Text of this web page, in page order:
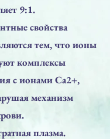
9:1.
свойства
тем, что ионы
комплексы
с ионами Са2+,
механизм
плазма.